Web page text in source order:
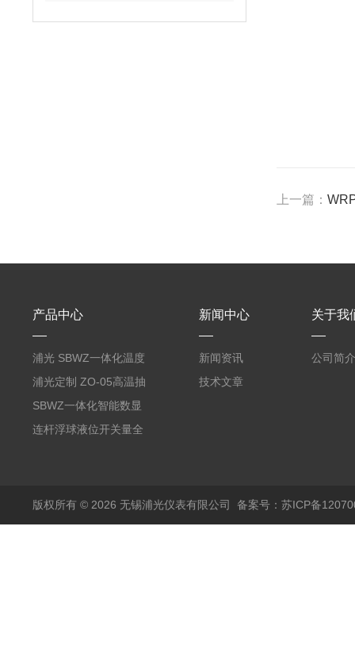
上一篇：
产品中心
浦光 SBWZ一体化温度
变送器传感器 防爆热电
阻PT100 数显远传4-
20mA2
浦光定制 ZO-05高温抽
气式氧化锆分析仪 防爆
耐腐蚀检测仪
SBWZ一体化智能数显
温度变送器传感器防爆
连杆浮球液位开关量全
新闻中心
新闻资讯
技术文章
关于我
公司简介
版权所有 © 2026 无锡浦光仪表有限公司 备案号：苏ICP备